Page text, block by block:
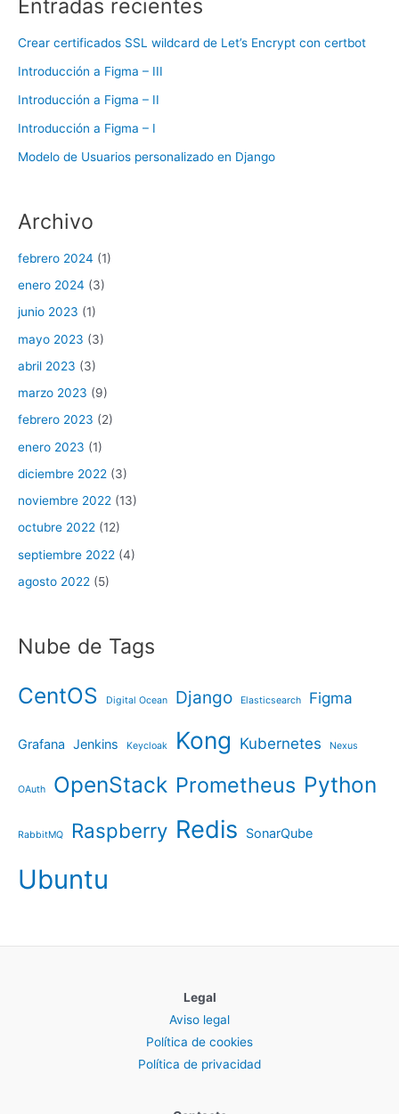
Entradas recientes
Crear certificados SSL wildcard de Let’s Encrypt con certbot
Introducción a Figma – III
Introducción a Figma – II
Introducción a Figma – I
Modelo de Usuarios personalizado en Django
Archivo
febrero 2024 (1)
enero 2024 (3)
junio 2023 (1)
mayo 2023 (3)
abril 2023 (3)
marzo 2023 (9)
febrero 2023 (2)
enero 2023 (1)
diciembre 2022 (3)
noviembre 2022 (13)
octubre 2022 (12)
septiembre 2022 (4)
agosto 2022 (5)
Nube de Tags
CentOS Digital Ocean Django Elasticsearch Figma
Grafana Jenkins Keycloak Kong Kubernetes Nexus
OAuth OpenStack Prometheus Python
RabbitMQ Raspberry Redis SonarQube
Ubuntu
Legal
Aviso legal
Política de cookies
Política de privacidad